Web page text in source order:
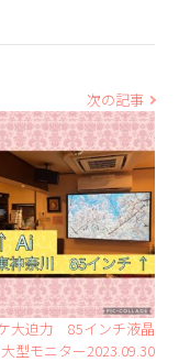
次の記事
大迫力 85インチ液晶
型モニター2023.09.30